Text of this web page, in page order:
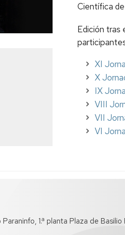
Científica de
Edición tras
XI
X
IX
VIII
VII
VI
Paraninfo, 1.ª planta Plaza de